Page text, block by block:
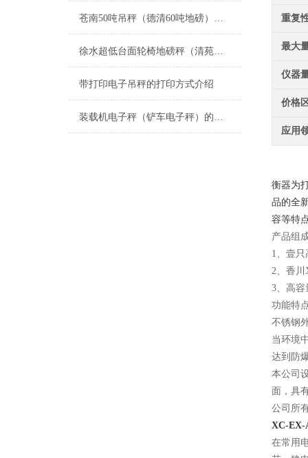
苍南50吨吊秤（德清60吨地磅）东阳100吨汽车衡）柘林静态轨道衡维修
徐水超低台面轮椅地磅秤（清苑医用轮椅秤）满城轮椅称维修
带打印电子吊秤的打印方式介绍
装载机电子秤（铲车电子秤）的应用领域
重复
最大
仪器
价格
应用
衡器为
品的全
容等特
产品组
1、壹
2、香川
3、高
功能特
不锈钢
当环境
达到防
本公司
面，具
公司所
XC-EX-
在常用